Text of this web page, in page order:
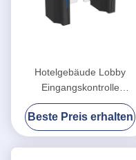
Hotelgebäude Lobby
Eingangskontrolle
Fußgängerschiebetor
LA6218
Beste Preis erhalten